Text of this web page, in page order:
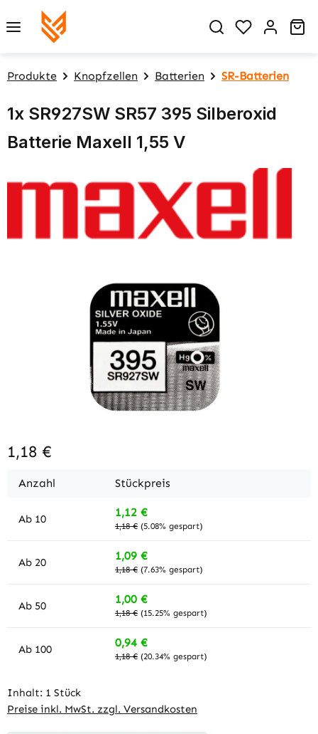
Zum Hauptinhalt springen
Du hast 0
Produkte Knopfzellen Batterien SR-Batterien
1x SR927SW SR57 395 Silberoxid
Batterie Maxell 1,55 V
1,18 €
Anzahl Stückpreis
Ab 10 1,12 €
1,18 € (5.08% gespart)
Ab 20 1,09 €
1,18 € (7.63% gespart)
Ab 50 1,00 €
1,18 € (15.25% gespart)
Ab 100 0,94 €
1,18 € (20.34% gespart)
Inhalt: 1 Stück
Preise inkl. MwSt. zzgl. Versandkosten